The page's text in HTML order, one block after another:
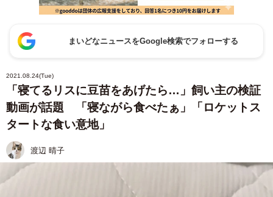
まいどなニュースをGoogle検索でフォローする
2021.08.24(Tue)
「寝てるリスに豆苗をあげたら…」飼い主の検証
動画が話題 「寝ながら食べたぁ」「ロケットス
タートな食い意地」
渡辺 晴子